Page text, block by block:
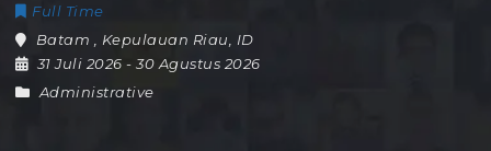
Full Time
Batam
Kepulauan Riau
ID
31 Juli 2026- 30 Agustus 2026
Administrative